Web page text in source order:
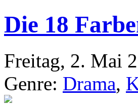
Die 18
Freitag, 2. Mai
Genre: Drama,